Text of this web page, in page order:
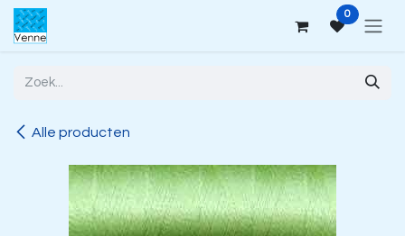
Overslaan naar inhoud 0
Alle producten